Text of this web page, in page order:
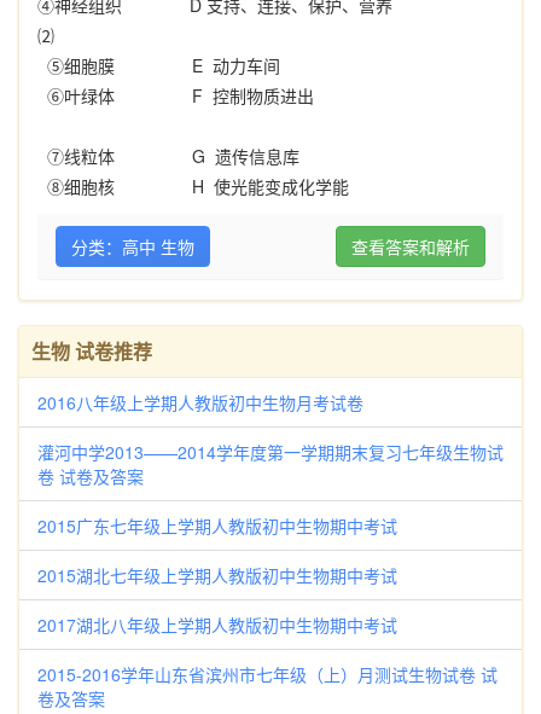
④神经组织 D 支持、连接、保护、营养
⑵
⑤细胞膜 E 动力车间
⑥叶绿体 F 控制物质进出
⑦线粒体 G 遗传信息库
⑧细胞核 H 使光能变成化学能
分类：高中 生物 查看答案和解析
生物 试卷推荐
2016八年级上学期人教版初中生物月考试卷
灌河中学2013——2014学年度第一学期期末复习七年级生物试
卷 试卷及答案
2015广东七年级上学期人教版初中生物期中考试
2015湖北七年级上学期人教版初中生物期中考试
2017湖北八年级上学期人教版初中生物期中考试
2015-2016学年山东省滨州市七年级（上）月测试生物试卷 试
卷及答案